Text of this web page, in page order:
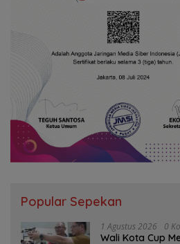
Popular Sepekan
1 Agustus 2026 0
Wali Kota Cup